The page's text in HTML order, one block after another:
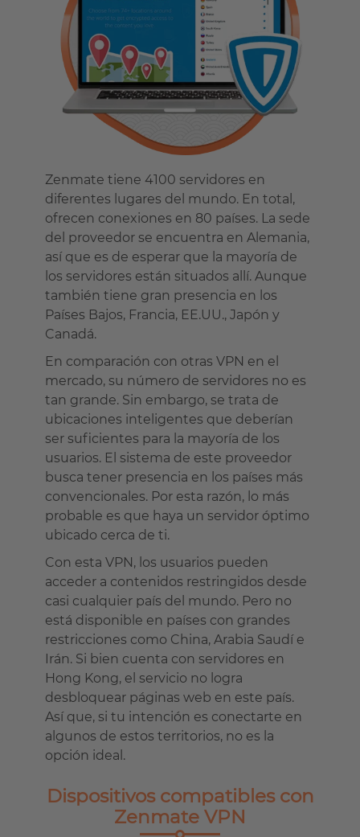
Zenmate tiene 4100 servidores en
diferentes lugares del mundo. En total,
ofrecen conexiones en 80 países. La sede
del proveedor se encuentra en Alemania,
así que es de esperar que la mayoría de
los servidores están situados allí. Aunque
también tiene gran presencia en los
Países Bajos, Francia, EE.UU., Japón y
Canadá.
En comparación con otras VPN en el
mercado, su número de servidores no es
tan grande. Sin embargo, se trata de
ubicaciones inteligentes que deberían
ser suficientes para la mayoría de los
usuarios. El sistema de este proveedor
busca tener presencia en los países más
convencionales. Por esta razón, lo más
probable es que haya un servidor óptimo
ubicado cerca de ti.
Con esta VPN, los usuarios pueden
acceder a contenidos restringidos desde
casi cualquier país del mundo. Pero no
está disponible en países con grandes
restricciones como China, Arabia Saudí e
Irán. Si bien cuenta con servidores en
Hong Kong, el servicio no logra
desbloquear páginas web en este país.
Así que, si tu intención es conectarte en
algunos de estos territorios, no es la
opción ideal.
Dispositivos compatibles con
Zenmate VPN